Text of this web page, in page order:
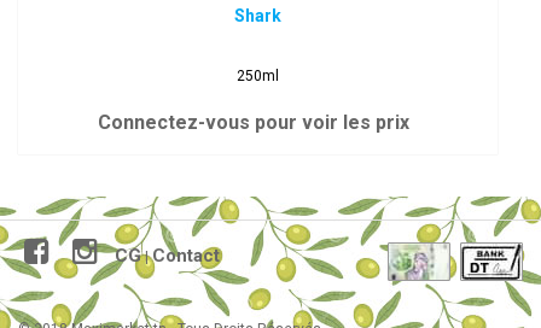
Shark
250ml
Connectez-vous pour voir les prix
CG|Contact